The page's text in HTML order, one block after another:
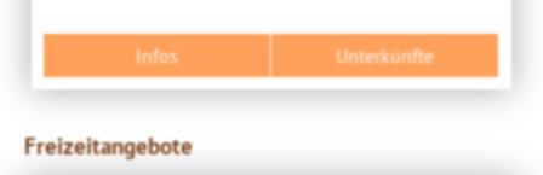
Infos Unterkünfte
Freizeitangebote